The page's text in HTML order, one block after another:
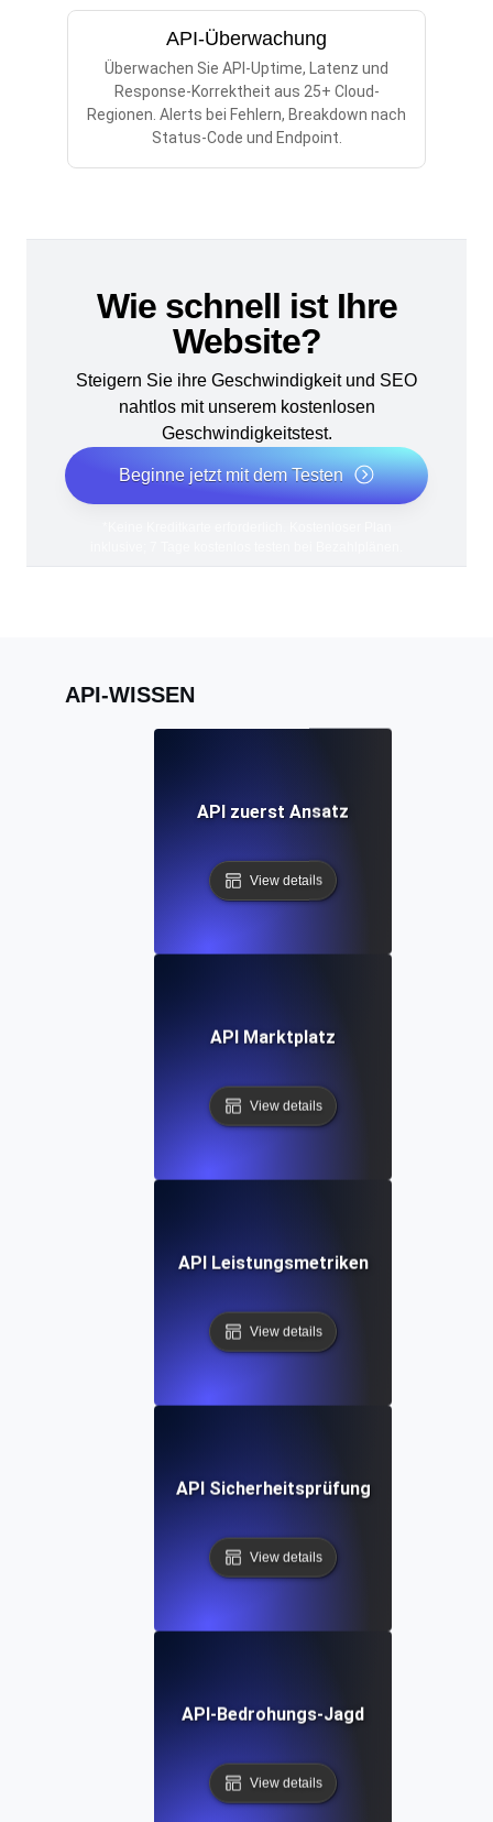
API-Überwachung
Überwachen Sie API-Uptime, Latenz und
Response-Korrektheit aus 25+ Cloud-
Regionen. Alerts bei Fehlern, Breakdown nach
Status-Code und Endpoint.
Wie schnell ist Ihre
Website?
Steigern Sie ihre Geschwindigkeit und SEO
nahtlos mit unserem kostenlosen
Geschwindigkeitstest.
Beginne jetzt mit dem Testen
API-WISSEN
API zuerst Ansatz
View details
API Marktplatz
View details
API Leistungsmetriken
View details
API Sicherheitsprüfung
View details
API-Bedrohungs-Jagd
View details